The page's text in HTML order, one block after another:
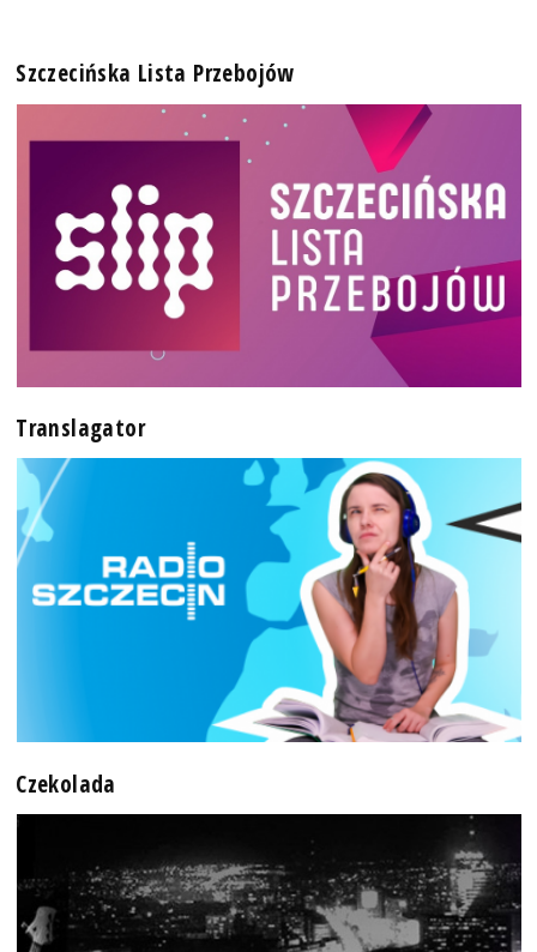
Szczecińska Lista Przebojów
Translagator
Czekolada